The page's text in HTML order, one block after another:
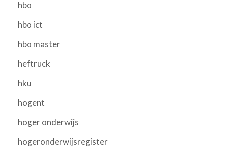
hbo
hbo ict
hbo master
heftruck
hku
hogent
hoger onderwijs
hogeronderwijsregister